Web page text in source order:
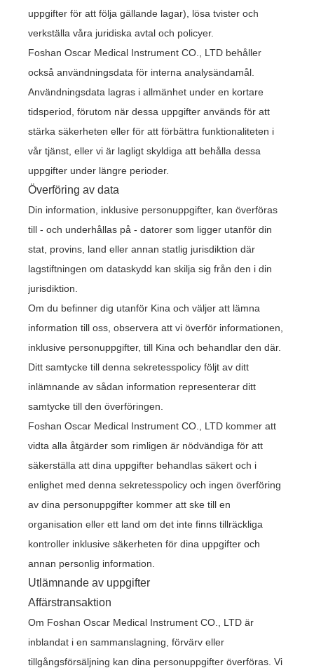
uppgifter för att följa gällande lagar), lösa tvister och
verkställa våra juridiska avtal och policyer.
Foshan Oscar Medical Instrument CO., LTD behåller
också användningsdata för interna analysändamål.
Användningsdata lagras i allmänhet under en kortare
tidsperiod, förutom när dessa uppgifter används för att
stärka säkerheten eller för att förbättra funktionaliteten i
vår tjänst, eller vi är lagligt skyldiga att behålla dessa
uppgifter under längre perioder.
Överföring av data
Din information, inklusive personuppgifter, kan överföras
till - och underhållas på - datorer som ligger utanför din
stat, provins, land eller annan statlig jurisdiktion där
lagstiftningen om dataskydd kan skilja sig från den i din
jurisdiktion.
Om du befinner dig utanför Kina och väljer att lämna
information till oss, observera att vi överför informationen,
inklusive personuppgifter, till Kina och behandlar den där.
Ditt samtycke till denna sekretesspolicy följt av ditt
inlämnande av sådan information representerar ditt
samtycke till den överföringen.
Foshan Oscar Medical Instrument CO., LTD kommer att
vidta alla åtgärder som rimligen är nödvändiga för att
säkerställa att dina uppgifter behandlas säkert och i
enlighet med denna sekretesspolicy och ingen överföring
av dina personuppgifter kommer att ske till en
organisation eller ett land om det inte finns tillräckliga
kontroller inklusive säkerheten för dina uppgifter och
annan personlig information.
Utlämnande av uppgifter
Affärstransaktion
Om Foshan Oscar Medical Instrument CO., LTD är
inblandat i en sammanslagning, förvärv eller
tillgångsförsäljning kan dina personuppgifter överföras. Vi